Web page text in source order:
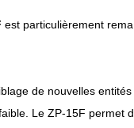
est particulièrement
de nouvelles
Le ZP-15F